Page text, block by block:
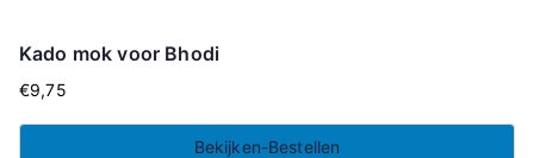
Kado mok voor Bhodi
€9,75
Bekijken-Bestellen